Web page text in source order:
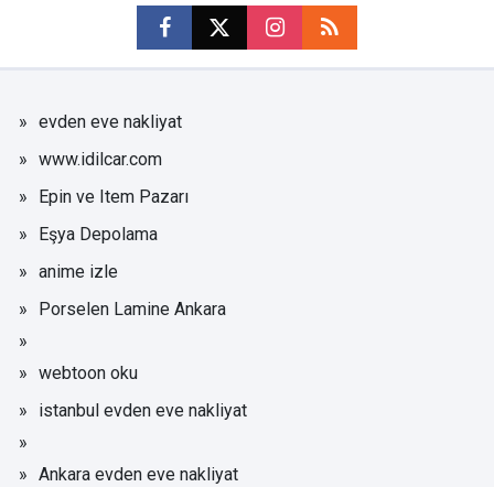
evden eve nakliyat
www.idilcar.com
Epin ve Item Pazarı
Eşya Depolama
anime izle
Porselen Lamine Ankara
webtoon oku
istanbul evden eve nakliyat
Ankara evden eve nakliyat